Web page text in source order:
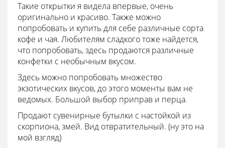
Такие открытки я видела впервые, очень
оригинально и красиво. Также можно
попробовать и купить для себе различные сорта
кофе и чая. Любителям сладкого тоже найдется,
что попробовать, здесь продаются различные
конфетки с необычным вкусом.
Здесь можно попробовать множество
экзотических вкусов, до этого моменты вам не
ведомых. Большой выбор приправ и перца.
Продают сувенирные бутылки с настойкой из
скорпиона, змей. Вид отвратительный. (ну это на
мой взгляд)